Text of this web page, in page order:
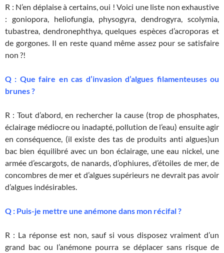
R : N’en déplaise à certains, oui ! Voici une liste non exhaustive
: goniopora, heliofungia, physogyra, dendrogyra, scolymia,
tubastrea, dendronephthya, quelques espèces d’acroporas et
de gorgones. Il en reste quand même assez pour se satisfaire
non ?!
Q : Que faire en cas d’invasion d’algues filamenteuses ou
brunes ?
R : Tout d’abord, en rechercher la cause (trop de phosphates,
éclairage médiocre ou inadapté, pollution de l’eau) ensuite agir
en conséquence, (il existe des tas de produits anti algues)un
bac bien équilibré avec un bon éclairage, une eau nickel, une
armée d’escargots, de nanards, d’ophiures, d’étoiles de mer, de
concombres de mer et d’algues supérieurs ne devrait pas avoir
d’algues indésirables.
Q : Puis-je mettre une anémone dans mon récifal ?
R : La réponse est non, sauf si vous disposez vraiment d’un
grand bac ou l’anémone pourra se déplacer sans risque de